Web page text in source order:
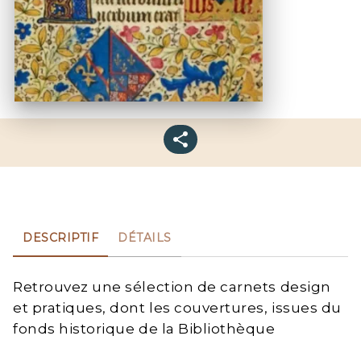
DESCRIPTIF DÉTAILS
Retrouvez une sélection de carnets design
et pratiques, dont les couvertures, issues du
fonds historique de la Bibliothèque